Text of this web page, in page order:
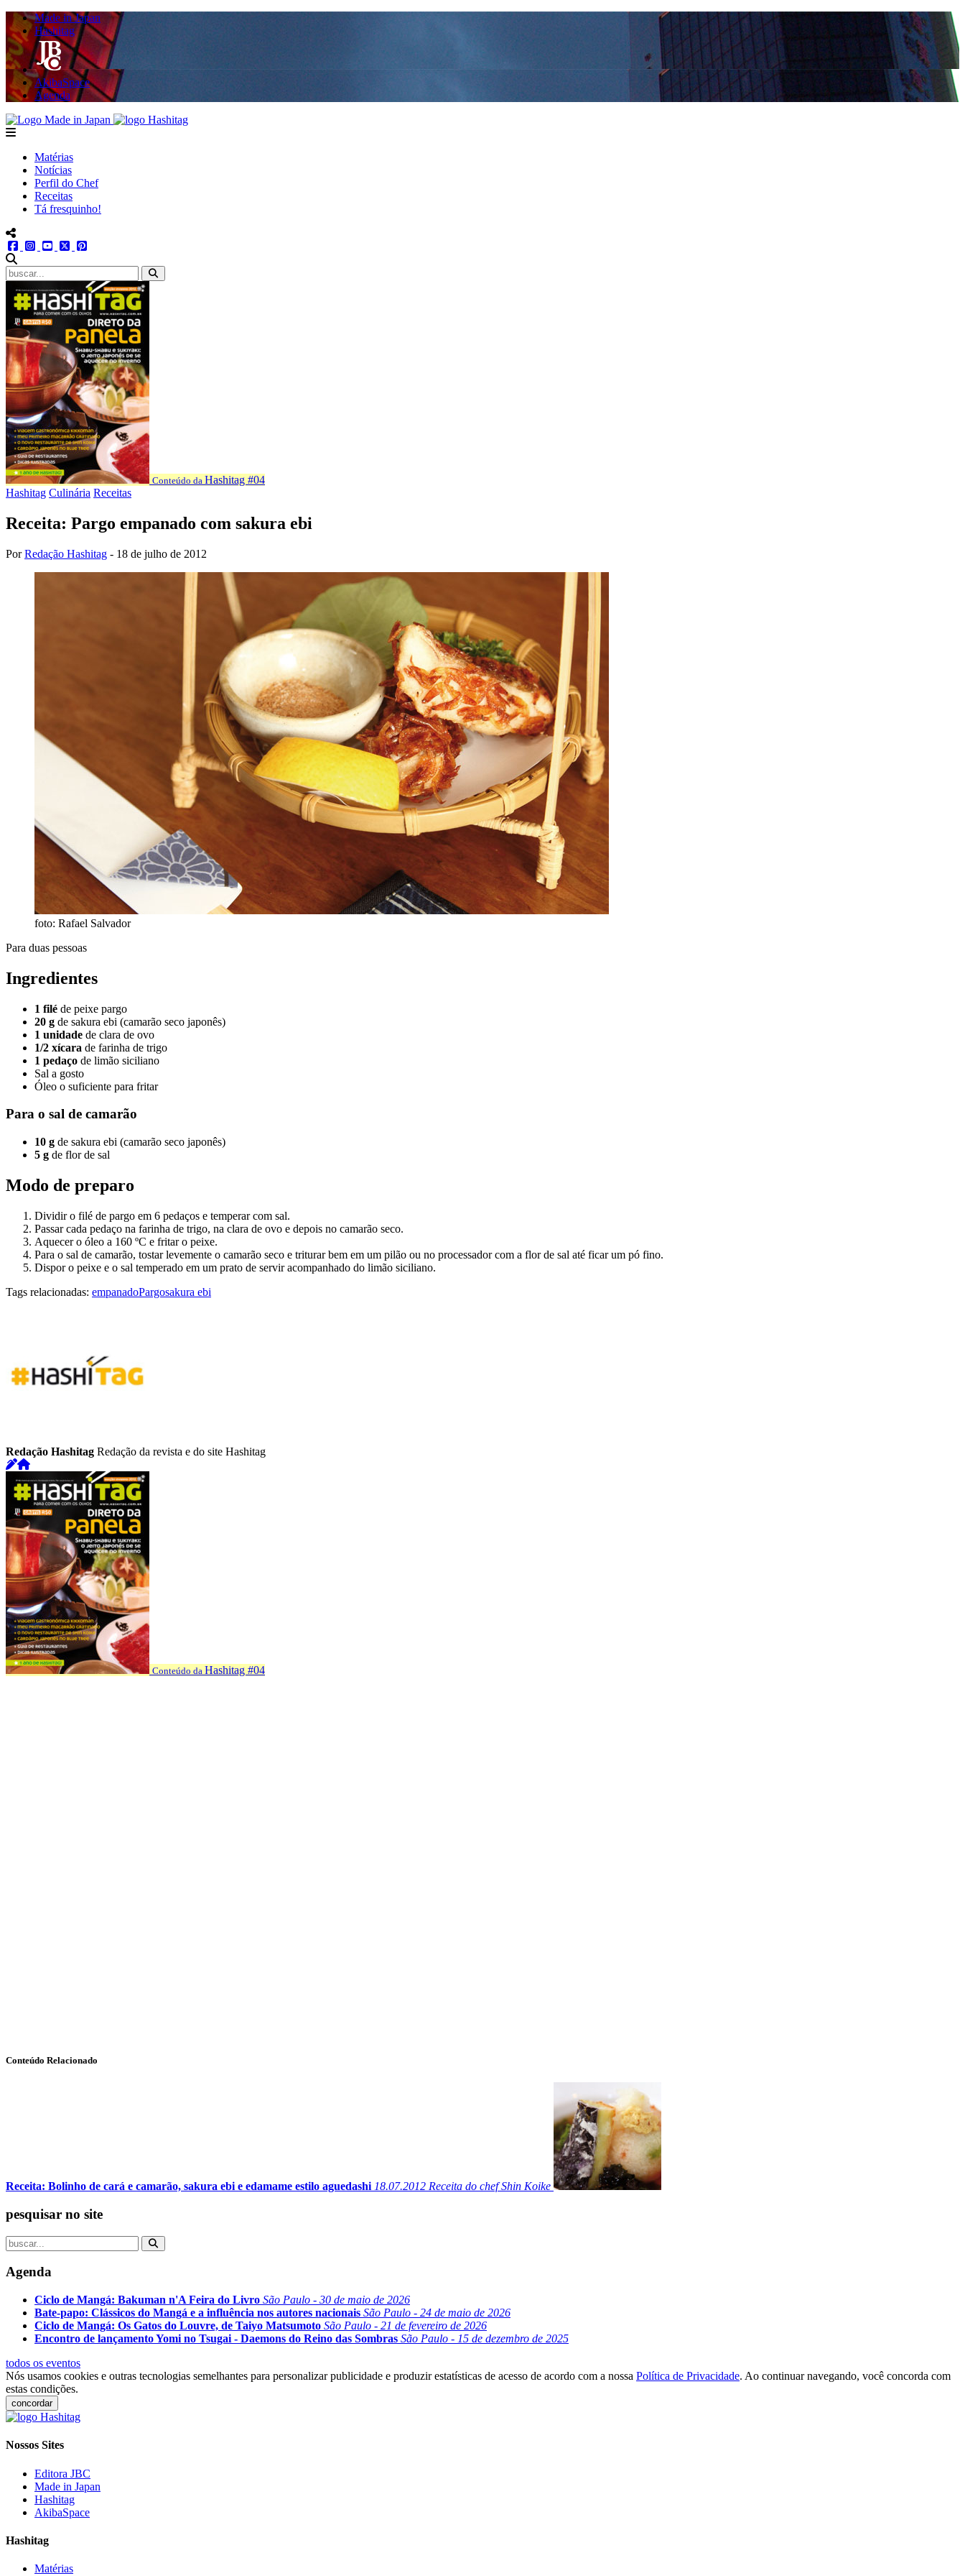
Made in Japan
Hashitag
AkibaSpace
Agenda
Powered By Made in Japan
Hashitag
menu
Matérias
Notícias
Perfil do Chef
Receitas
Tá fresquinho!
menu redes social
facebookinstagram
youtube
twitter
Conteúdo da Hashitag #04
Hashitag Culinária Receitas
Receita: Pargo empanado com sakura ebi
PorRedação Hashitag - 18 de julho de 2012
foto: Rafael Salvador
Para duas pessoas
Ingredientes
1 filé de peixe pargo
20 g de sakura ebi (camarão seco japonês)
1 unidade de clara de ovo
1/2 xícara de farinha de trigo
1 pedaço de limão siciliano
Sal a gosto
Óleo o suficiente para fritar
Para o sal de camarão
10 g de sakura ebi (camarão seco japonês)
5 g de flor de sal
Modo de preparo
Dividir o filé de pargo em 6 pedaços e temperar com sal.
Passar cada pedaço na farinha de trigo, na clara de ovo e depois no camarão seco.
Aquecer o óleo a 160 ºC e fritar o peixe.
Para o sal de camarão, tostar levemente o camarão seco e triturar bem em um pilão ou no processador com a flor de sal até ficar um pó fino.
Dispor o peixe e o sal temperado em um prato de servir acompanhado do limão siciliano.
Tags relacionadas: empanadoPargosakura ebi
Redação Hashitag Redação da revista e do site Hashitag
Conteúdo da Hashitag #04
Conteúdo Relacionado
Receita: Bolinho de cará e camarão, sakura ebi e edamame estilo aguedashi 18.07.2012 Receita do chef Shin Koike
pesquisar no site
Agenda
Ciclo de Mangá: Bakuman n'A Feira do Livro São Paulo - 30 de maio de 2026
Bate-papo: Clássicos do Mangá e a influência nos autores nacionais São Paulo - 24 de maio de 2026
Ciclo de Mangá: Os Gatos do Louvre, de Taiyo Matsumoto São Paulo - 21 de fevereiro de 2026
Encontro de lançamento Yomi no Tsugai - Daemons do Reino das Sombras São Paulo - 15 de dezembro de 2025
todos os eventos
Nós usamos cookies e outras tecnologias semelhantes para personalizar publicidade e produzir estatísticas de acesso de acordo com a nossa Política de Privacidade. Ao continuar navegando, você concorda com
estas condições.
concordar
Nossos Sites
Editora JBC
Made in Japan
Hashitag
AkibaSpace
Hashitag
Matérias